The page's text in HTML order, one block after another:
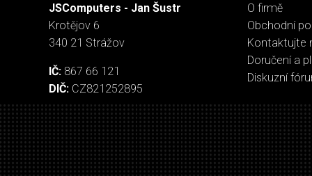
JSComputers - Jan Šustr
Krotějov 6
340 21 Strážov
IČ: 867 66 121
DIČ: CZ821252895
O firmě
Obchodní
Kontaktujte
Doručení a
Diskuzní